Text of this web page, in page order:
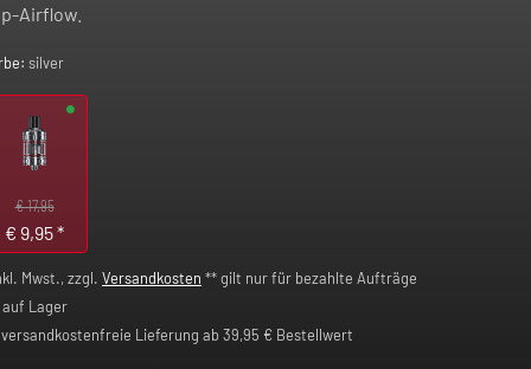
Airflow.
silver
€ 17,95
€ 9,95*
Mwst., zzgl. Versandkosten ** gilt nur für bezahlte Aufträge
auf Lager
versandkostenfreie Lieferung ab 39,95 € Bestellwert